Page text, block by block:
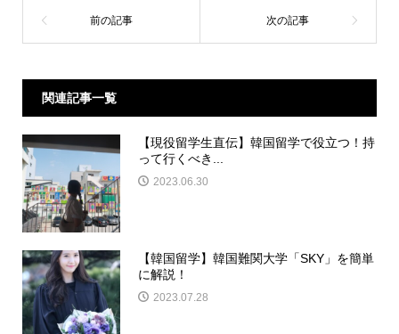
関連記事一覧
【現役留学生直伝】韓国留学で役立つ！持
って行くべき...
2023.06.30
【韓国留学】韓国難関大学「SKY」を簡単
に解説！
2023.07.28